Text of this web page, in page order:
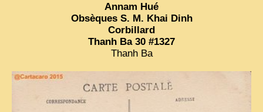
Annam Hué
Obsèques S. M. Khai Dinh
Corbillard
Thanh Ba 30 #1327
Thanh Ba